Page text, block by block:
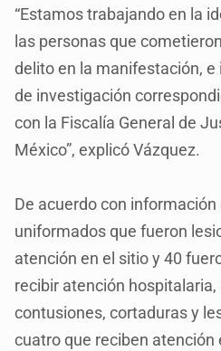
“Estamos trabajando en la
las personas que
delito en la manifestación,
de investigación
con la Fiscalía General de
México”, explicó Vázquez.
De acuerdo con
uniformados que fueron
atención en el sitio y 40
recibir atención hospitalaria,
contusiones, cortaduras y
cuatro que reciben atención